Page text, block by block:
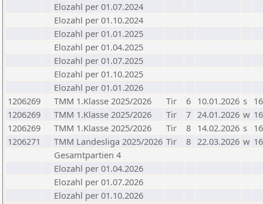
Elozahl per 01.07.2024
Elozahl per 01.10.2024
Elozahl per 01.01.2025
Elozahl per 01.04.2025
Elozahl per 01.07.2025
Elozahl per 01.10.2025
Elozahl per 01.01.2026
1206269
TMM 1.Klasse 2025/2026 Tir 6 10.01.2026 s
1206269
TMM 1.Klasse 2025/2026 Tir 7 24.01.2026 w
1206269
TMM 1.Klasse 2025/2026 Tir 8 14.02.2026 s
1206271
TMM Landesliga 2025/2026 Tir 8 22.03.2026 w
Gesamtpartien 4
Elozahl per 01.04.2026
Elozahl per 01.07.2026
Elozahl per 01.10.2026